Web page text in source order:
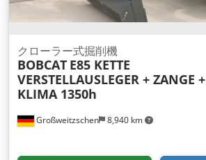
Großweitzschen 8,940 km
クローラー式掘削機
BOBCAT E85 KETTE
VERSTELLAUSLEGER + ZANGE +
KLIMA 1350h